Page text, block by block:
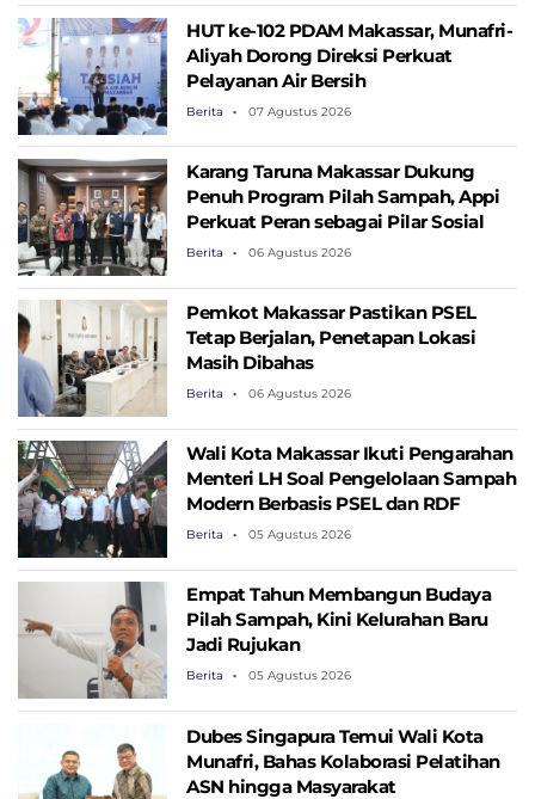
HUT ke-102 PDAM Makassar, Munafri-
Aliyah Dorong Direksi Perkuat
Pelayanan Air Bersih
Berita 07 Agustus 2026
Karang Taruna Makassar Dukung
Penuh Program Pilah Sampah, Appi
Perkuat Peran sebagai Pilar Sosial
Berita 06 Agustus 2026
Pemkot Makassar Pastikan PSEL
Tetap Berjalan, Penetapan Lokasi
Masih Dibahas
Berita 06 Agustus 2026
Wali Kota Makassar Ikuti Pengarahan
Menteri LH Soal Pengelolaan Sampah
Modern Berbasis PSEL dan RDF
Berita 05 Agustus 2026
Empat Tahun Membangun Budaya
Pilah Sampah, Kini Kelurahan Baru
Jadi Rujukan
Berita 05 Agustus 2026
Dubes Singapura Temui Wali Kota
Munafri, Bahas Kolaborasi Pelatihan
ASN hingga Masyarakat